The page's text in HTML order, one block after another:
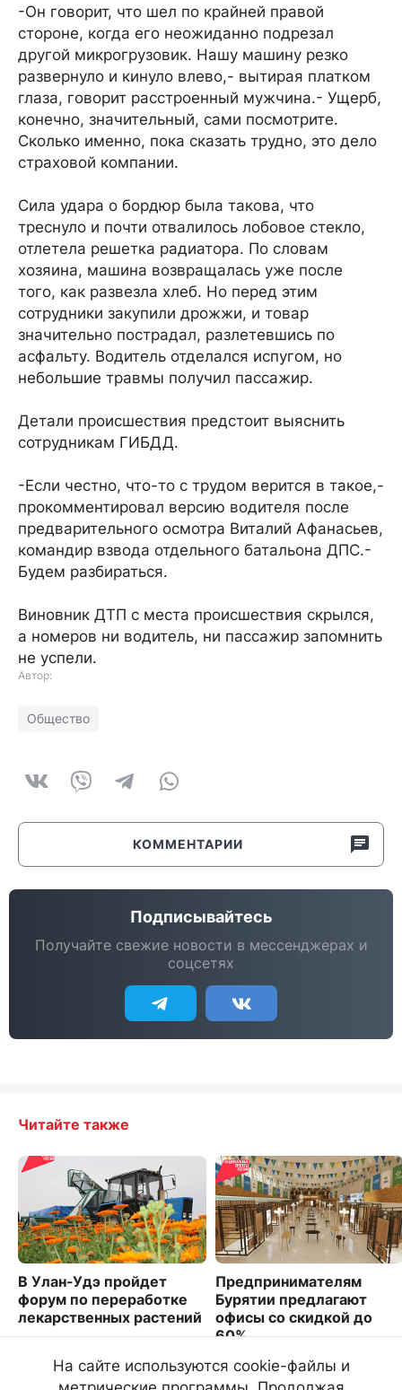
-Он говорит, что шел по крайней правой
стороне, когда его неожиданно подрезал
другой микрогрузовик. Нашу машину резко
развернуло и кинуло влево,- вытирая платком
глаза, говорит расстроенный мужчина.- Ущерб,
конечно, значительный, сами посмотрите.
Сколько именно, пока сказать трудно, это дело
страховой компании.
Сила удара о бордюр была такова, что
треснуло и почти отвалилось лобовое стекло,
отлетела решетка радиатора. По словам
хозяина, машина возвращалась уже после
того, как развезла хлеб. Но перед этим
сотрудники закупили дрожжи, и товар
значительно пострадал, разлетевшись по
асфальту. Водитель отделался испугом, но
небольшие травмы получил пассажир.
Детали происшествия предстоит выяснить
сотрудникам ГИБДД.
-Если честно, что-то с трудом верится в такое,-
прокомментировал версию водителя после
предварительного осмотра Виталий Афанасьев,
командир взвода отдельного батальона ДПС.-
Будем разбираться.
Виновник ДТП с места происшествия скрылся,
а номеров ни водитель, ни пассажир запомнить
не успели.
Автор:
Общество
КОММЕНТАРИИ
Подписывайтесь
Получайте свежие новости в мессенджерах и
соцсетях
Читайте также
В Улан-Удэ пройдет
форум по переработке
лекарственных растений
Предпринимателям
Бурятии предлагают
офисы со скидкой до
60%
1675
На сайте используются cookie-файлы и